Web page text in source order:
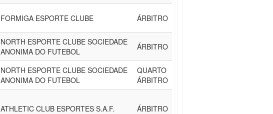
FORMIGA ESPORTE CLUBE ÁRBITRO
NORTH ESPORTE CLUBE SOCIEDADE
ANONIMA DO FUTEBOL
ÁRBITRO
NORTH ESPORTE CLUBE SOCIEDADE
ANONIMA DO FUTEBOL
QUARTO
ÁRBITRO
ATHLETIC CLUB ESPORTES S.A.F. ÁRBITRO